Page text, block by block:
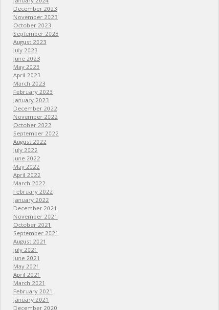
December 2023
November 2023
October 2023
September 2023
August 2023
July 2023
June 2023
May 2023
April 2023
March 2023
February 2023
January 2023
December 2022
November 2022
October 2022
September 2022
August 2022
July 2022
June 2022
May 2022
April 2022
March 2022
February 2022
January 2022
December 2021
November 2021
October 2021
September 2021
August 2021
July 2021
June 2021
May 2021
April 2021
March 2021
February 2021
January 2021
December 2020